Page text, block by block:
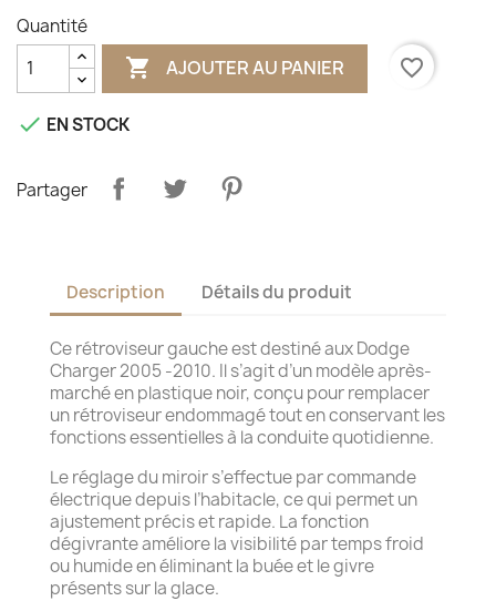
Quantité
 AJOUTER AU PANIER favorite_border
 EN STOCK
Partager
Description Détails du produit
Ce rétroviseur gauche est destiné aux Dodge
Charger 2005 -2010. Il s’agit d’un modèle après-
marché en plastique noir, conçu pour remplacer
un rétroviseur endommagé tout en conservant les
fonctions essentielles à la conduite quotidienne.
Le réglage du miroir s’effectue par commande
électrique depuis l’habitacle, ce qui permet un
ajustement précis et rapide. La fonction
dégivrante améliore la visibilité par temps froid
ou humide en éliminant la buée et le givre
présents sur la glace.